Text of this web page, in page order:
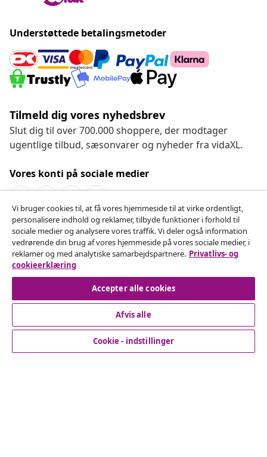
Understøttede betalingsmetoder
Tilmeld dig vores nyhedsbrev
Slut dig til over 700.000 shoppere, der modtager
ugentlige tilbud, sæsonvarer og nyheder fra vidaXL.
Vores konti på sociale medier
Fortryd køb
Indsend en anmodning om at fortryde din ordre.
Fortryd køb
Kundeservice
Vi bruger cookies til, at få vores hjemmeside til at virke ordentligt,
personalisere indhold og reklamer, tilbyde funktioner i forhold til
sociale medier og analysere vores traffik. Vi deler også information
vedrørende din brug af vores hjemmeside på vores sociale medier, i
reklamer og med analytiske samarbejdspartnere. Privatlivs- og
cookieerklæring
Accepter alle cookies
Afvis alle
Cookie - indstillinger